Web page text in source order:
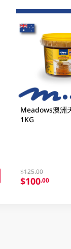
Meadows澳洲
1KG
$125.00
$100.00